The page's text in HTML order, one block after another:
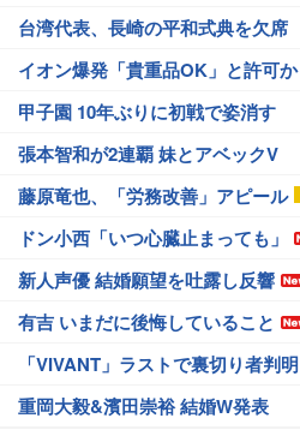
台湾代表、長崎の平和式典を欠席
イオン爆発「貴重品OK」と許可か
甲子園 10年ぶりに初戦で姿消す
張本智和が2連覇 妹とアベックV
藤原竜也、「労務改善」アピール
ドン小西「いつ心臓止まっても」
新人声優 結婚願望を吐露し反響
有吉 いまだに後悔していること
「VIVANT」ラストで裏切り者判明
重岡大毅&濱田崇裕 結婚W発表